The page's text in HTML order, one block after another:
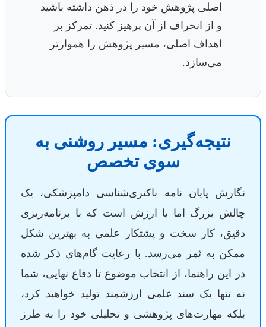
اصلی پژوهش خود را در ذهن داشته باشید
و از انحراف از آن پرهیز کنید. تمرکز بر
اهداف اصلی، مسیر پژوهش را هموارتر
می‌سازد.
نتیجه‌گیری: مسیر روشنی به
سوی تخصص
نگارش پایان نامه باکتری‌شناسی دامپزشکی، یک
چالش بزرگ اما با ارزش است که با برنامه‌ریزی
دقیق، کار سخت و پشتکار علمی به بهترین شکل
ممکن به ثمر می‌رسد. با رعایت گام‌های ذکر شده
در این راهنما، از انتخاب موضوع تا دفاع نهایی، شما
نه تنها یک سند علمی ارزشمند تولید خواهید کرد،
بلکه مهارت‌های پژوهشی و تحلیلی خود را به طرز